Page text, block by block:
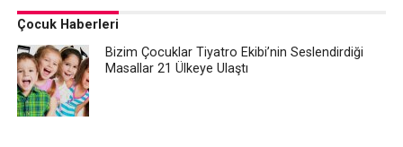
Çocuk Haberleri
Bizim Çocuklar Tiyatro Ekibi’nin Seslendirdiği
Masallar 21 Ülkeye Ulaştı